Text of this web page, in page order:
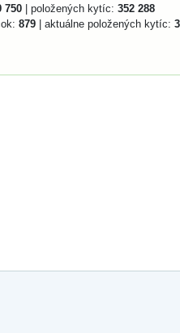
750 | položených kytíc: 352 288
879 | aktuálne položených kytíc: